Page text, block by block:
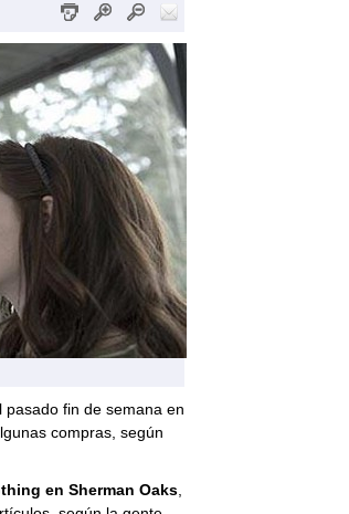
pasado fin de semana en
compras, según
en Sherman Oaks,